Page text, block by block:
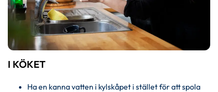
I KÖKET
Ha en kanna vatten i kylskåpet i stället för att spola